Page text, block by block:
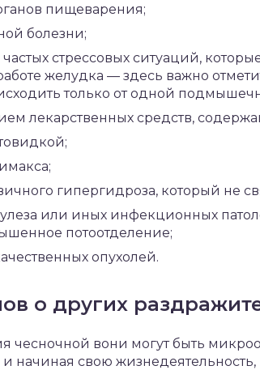
пищеварения;
болезни;
стрессовых ситуаций,
желудка — здесь важно
только от одной
лекарственных средств,
гипергидроза, который не
или иных инфекционных
потоотделение;
опухолей.
о других
чесночной вони могут быть
начиная свою